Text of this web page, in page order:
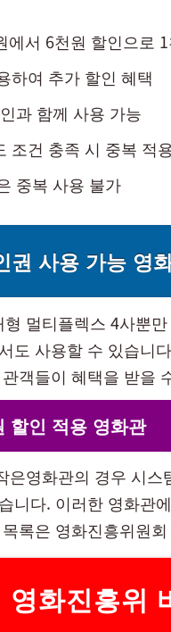
에서 6천원 할인으로
하여 추가 할인 혜택
과 함께 사용 가능
조건 충족 시 중복 적
중복 사용 불가
권 사용 가능 영
멀티플렉스 4사뿐
도 사용할 수 있습니
객들이 혜택을 받을
할인 적용 영화관
은영화관의 경우 시
니다. 이러한 영화관
록은 영화진흥위원
영화진흥위